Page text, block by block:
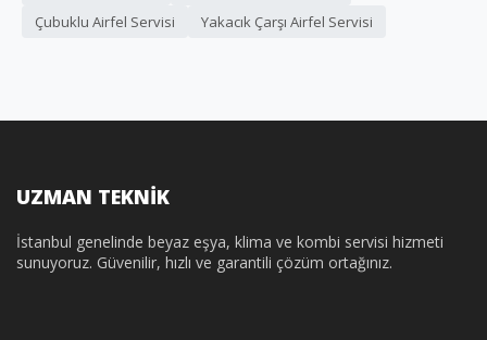
Çubuklu Airfel Servisi
Yakacık Çarşı Airfel Servisi
UZMAN TEKNİK
İstanbul genelinde beyaz eşya, klima ve kombi servisi hizmeti
sunuyoruz. Güvenilir, hızlı ve garantili çözüm ortağınız.